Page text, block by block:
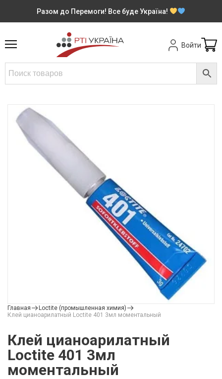
Разом до Перемоги! Все буде Україна!
Войти
Главная
Loctite (промышленная химия)
Клей цианоарилатный Loctite 401 3мл моментальный
Клей цианоарилатный
Loctite 401 3мл
моментальный